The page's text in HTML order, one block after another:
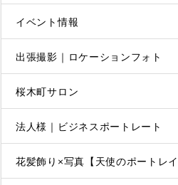
イベント情報
出張撮影｜ロケーションフォト
桜木町サロン
法人様｜ビジネスポートレート
花髪飾り×写真【天使のポートレ